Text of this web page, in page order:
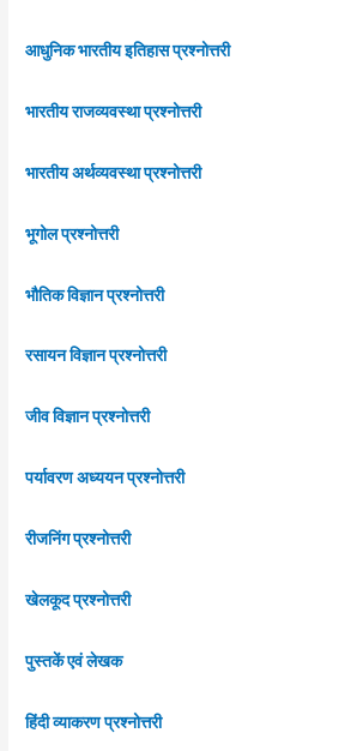
आधुनिक भारतीय इतिहास प्रश्नोत्तरी
भारतीय राजव्यवस्था प्रश्नोत्तरी
भारतीय अर्थव्यवस्था प्रश्नोत्तरी
भूगोल प्रश्नोत्तरी
भौतिक विज्ञान प्रश्नोत्तरी
रसायन विज्ञान प्रश्नोत्तरी
जीव विज्ञान प्रश्नोत्तरी
पर्यावरण अध्ययन प्रश्नोत्तरी
रीजनिंग प्रश्नोत्तरी
खेलकूद प्रश्नोत्तरी
पुस्तकें एवं लेखक
हिंदी व्याकरण प्रश्नोत्तरी